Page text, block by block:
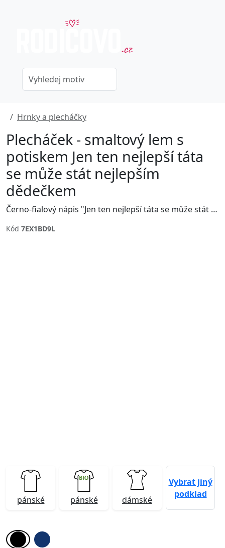
Hrnky a plecháčky
Plecháček - smaltový lem s
potiskem Jen ten nejlepší táta
se může stát nejlepším
dědečkem
Černo-fialový nápis "Jen ten nejlepší táta se může stát nejlepším dědečkem". Potisk vhodný na hrnky, trika nebo jiné dárkové předměty.
Kód 7EX1BD9L
pánské pánské dámské
Vybrat jiný
podklad